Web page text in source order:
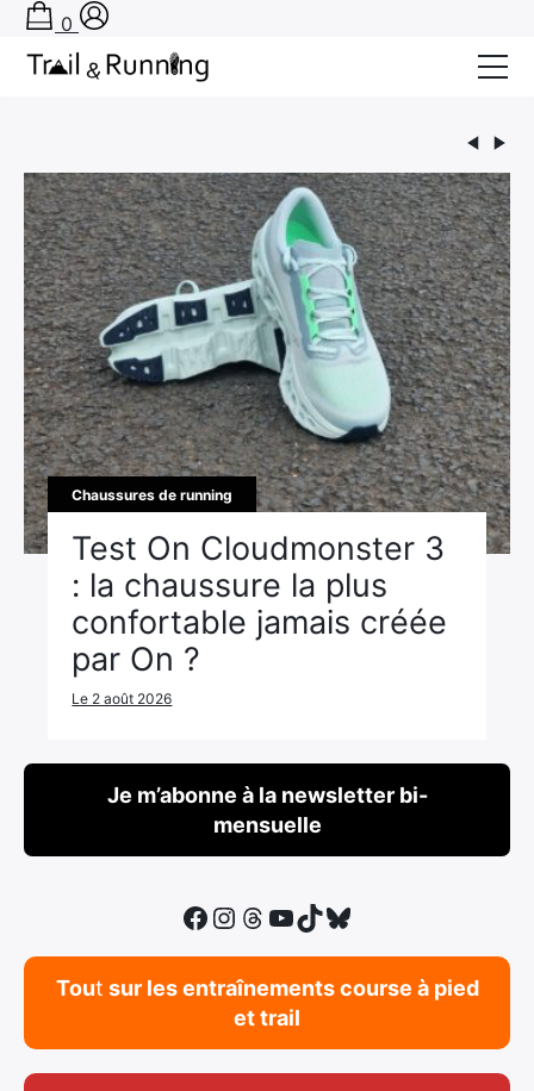
Chaussures de running
Test On Cloudmonster 3
: la chaussure la plus
confortable jamais créée
par On ?
Le 2 août 2026
Je m’abonne à la newsletter bi-
mensuelle
Facebook
Instagram
Threads
YouTube
TikTok
Bluesky
Tout sur les entraînements course à pied
et trail
0
Récits de course
Ultra Trail de Mon Jardin
Grand Tour du Bassin d’Arcachon
Tests
Bons plans
Actu Running
TA PRÉPA SUR-MESURE